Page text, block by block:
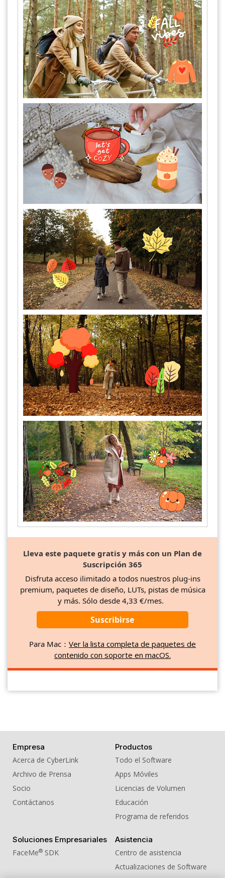
Lleva este paquete gratis y más con un Plan de
Suscripción 365
Disfruta acceso ilimitado a todos nuestros plug-ins
premium, paquetes de diseño, LUTs, pistas de música
y más. Sólo desde 4,33 €/mes.
Suscribirse
Para Mac： Ver la lista completa de paquetes de
contenido con soporte en macOS.
Empresa
Acerca de CyberLink
Archivo de Prensa
Socio
Contáctanos
Productos
Todo el Software
Apps Móviles
Licencias de Volumen
Educación
Programa de referidos
Soluciones Empresariales
FaceMe® SDK
Asistencia
Centro de asistencia
Actualizaciones de Software
Centro de Aprendizaje